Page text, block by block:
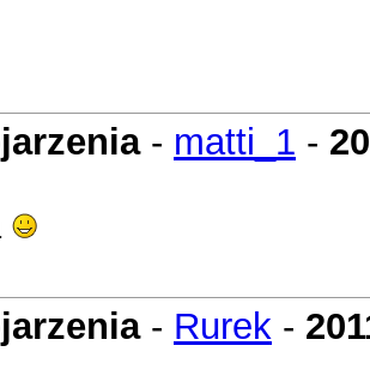
- matti_1 -
- Rurek -